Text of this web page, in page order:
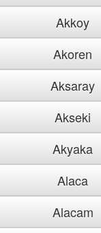
Akkoy
Akoren
Aksaray
Akseki
Akyaka
Alaca
Alacam